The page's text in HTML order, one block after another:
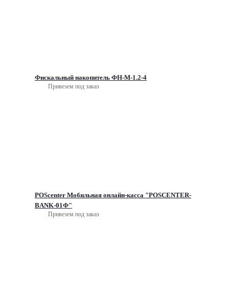
Фискальный накопитель ФН-М-1.2-4
Привезем под заказ
POScenter Мобильная онлайн-касса "POSCENTER-
BANK-01Ф"
Привезем под заказ